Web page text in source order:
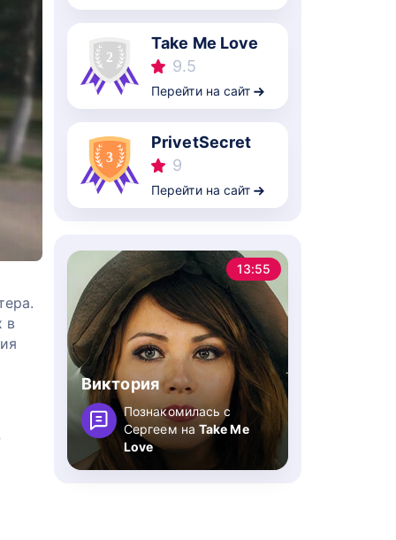
в
Take Me Love
9.5
Перейти на сайт
PrivetSecret
9
Перейти на сайт
13:55
Виктория
Познакомилась с
Сергеем на Take Me
Love